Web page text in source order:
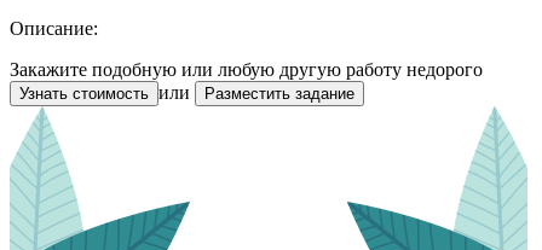
Описание:
Закажите подобную или любую другую работу недорого
Узнать стоимость или Разместить задание